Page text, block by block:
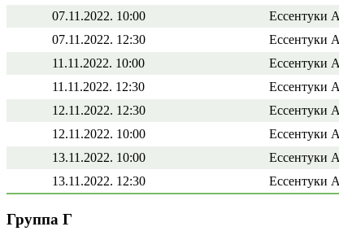
07.11.2022. 10:00
Ессентуки
07.11.2022. 12:30
Ессентуки
11.11.2022. 10:00
Ессентуки
11.11.2022. 12:30
Ессентуки
12.11.2022. 12:30
Ессентуки
12.11.2022. 10:00
Ессентуки
13.11.2022. 10:00
Ессентуки
13.11.2022. 12:30
Ессентуки
Группа Г